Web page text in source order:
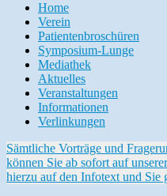
Home
Verein
Patientenbroschüren
Symposium-Lunge
Mediathek
Aktuelles
Veranstaltungen
Informationen
Verlinkungen
Sämtliche Vorträge und
können Sie ab sofort auf
hierzu auf den Infotext und Sie